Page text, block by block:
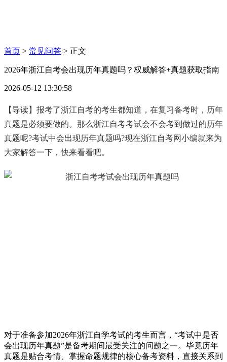
首页 > 常见问答 > 正文
2026年浙江自考会出现历年真题吗？权威解答+真题获取指南
2026-05-12 13:30:58
【导读】报考了浙江自考的考生都知道，在复习备考时，历年
真题是必须要做的。那么浙江自考考试会不会考到做过的历年
真题呢?考试中会出现历年真题吗?现在浙江自考网小编就来为
大家解答一下，快来看看吧。
对于准备参加2026年浙江自学考试的考生而言，“考试中是否
会出现历年真题”是备考期间最受关注的问题之一。毕竟历年
真题是贴合考情、掌握命题规律的核心备考资料，直接关系到